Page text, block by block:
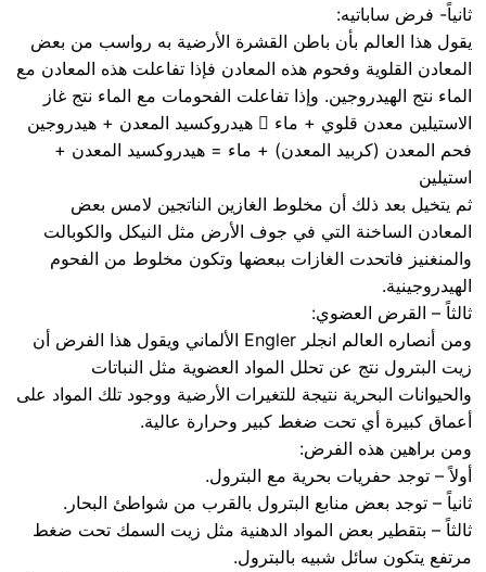
ثانياً- فرض ساباتيه:
يقول هذا العالم بأن باطن القشرة الأرضية به رواسب من بعض
المعادن القلوية وفحوم هذه المعادن فإذا تفاعلت هذه المعادن مع
الماء نتج الهيدروجين. وإذا تفاعلت الفحومات مع الماء نتج غاز
الاستيلين معدن قلوي + ماء  هيدروكسيد المعدن + هيدروجين
فحم المعدن (كربيد المعدن) + ماء = هيدروكسيد المعدن +
استيلين
ثم يتخيل بعد ذلك أن مخلوط الغازين الناتجين لامس بعض
المعادن الساخنة التي في جوف الأرض مثل النيكل والكوبالت
والمنغنيز فاتحدت الغازات ببعضها وتكون مخلوط من الفحوم
الهيدروجينية.
ثالثاً – القرض العضوي:
ومن أنصاره العالم انجلر Engler الألماني ويقول هذا الفرض أن
زيت البترول نتج عن تحلل المواد العضوية مثل النباتات
والحيوانات البحرية نتيجة للتغيرات الأرضية ووجود تلك المواد على
أعماق كبيرة أي تحت ضغط كبير وحرارة عالية.
ومن براهين هذه الفرض:
أولاً – توجد حفريات بحرية مع البترول.
ثانياً – توجد بعض منابع البترول بالقرب من شواطئ البحار.
ثالثاً – بتقطير بعض المواد الدهنية مثل زيت السمك تحت ضغط
مرتفع يتكون سائل شبيه بالبترول.